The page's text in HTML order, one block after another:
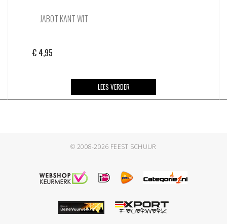
JABOT KANT WIT
€ 4,95
LEES VERDER
© 2008-2026 FEEST SCHUUR